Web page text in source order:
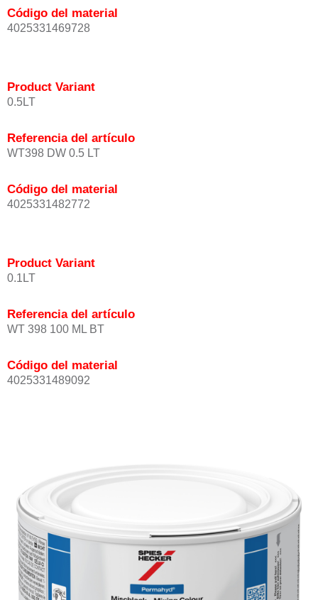
Código del material
4025331469728
Product Variant
0.5LT
Referencia del artículo
WT398 DW 0.5 LT
Código del material
4025331482772
Product Variant
0.1LT
Referencia del artículo
WT 398 100 ML BT
Código del material
4025331489092